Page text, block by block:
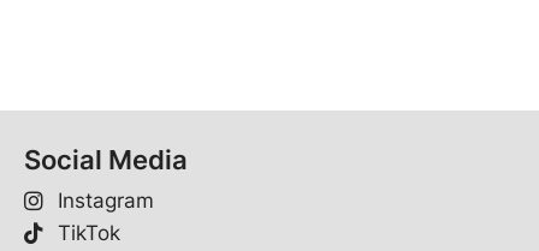
Social Media
Instagram
TikTok